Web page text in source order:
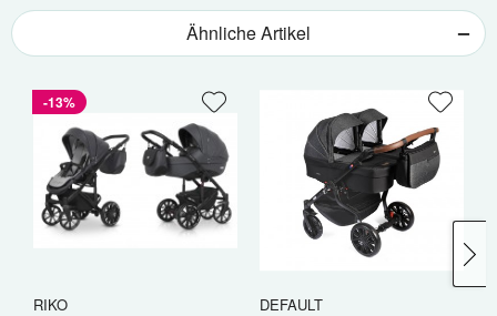
Ähnliche Artikel
-13%
RIKO DEFAULT